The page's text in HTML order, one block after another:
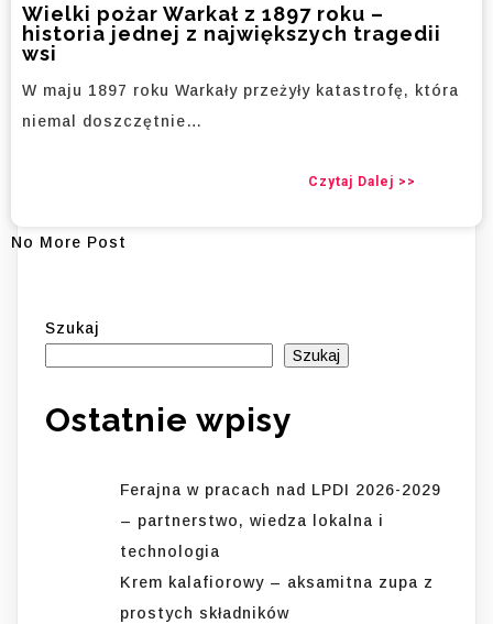
Wielki pożar Warkał z 1897 roku –
historia jednej z największych tragedii
wsi
W maju 1897 roku Warkały przeżyły katastrofę, która
niemal doszczętnie…
Czytaj Dalej >>
No More Post
Szukaj
Szukaj
Ostatnie wpisy
Ferajna w pracach nad LPDI 2026-2029
– partnerstwo, wiedza lokalna i
technologia
Krem kalafiorowy – aksamitna zupa z
prostych składników